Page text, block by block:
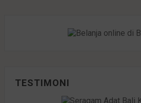
TESTIMONI